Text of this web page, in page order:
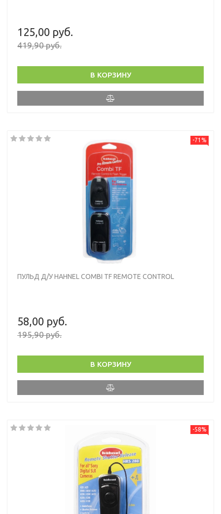
125,00 руб.
419,90 руб.
В КОРЗИНУ
-71%
ПУЛЬД Д/У HAHNEL COMBI TF REMOTE CONTROL
58,00 руб.
195,90 руб.
В КОРЗИНУ
-58%